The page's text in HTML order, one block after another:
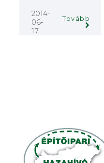
2014-
06-
17
Tovább